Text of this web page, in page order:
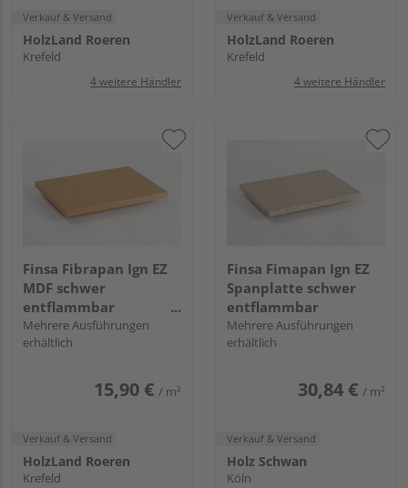
Verkauf & Versand
HolzLand Roeren
Krefeld
4 weitere Händler
Verkauf & Versand
HolzLand Roeren
Krefeld
4 weitere Händler
Finsa Fibrapan Ign EZ
MDF schwer
entflammbar
formaldehydarm
Mehrere Ausführungen
erhältlich
15,90 € / m²
Verkauf & Versand
HolzLand Roeren
Krefeld
Finsa Fimapan Ign EZ
Spanplatte schwer
entflammbar
Mehrere Ausführungen
erhältlich
30,84 € / m²
Verkauf & Versand
Holz Schwan
Köln